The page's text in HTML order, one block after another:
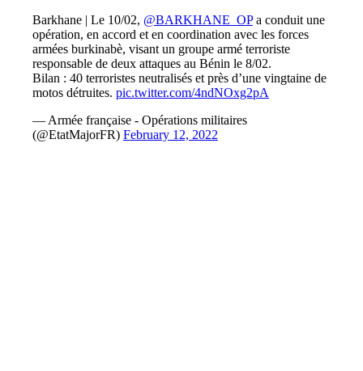
Barkhane | Le 10/02, @BARKHANE_OPa conduit une
opération, en accord et en coordination avec les forces
armées burkinabè, visant un groupe armé terroriste
responsable de deux attaques au Bénin le 8/02.
Bilan : 40 terroristes neutralisés et près d’une vingtaine de
motos détruites. pic.twitter.com/4ndNOxg2pA
— Armée française - Opérations militaires
(@EtatMajorFR) February 12, 2022